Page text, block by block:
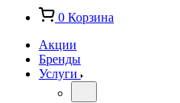
0 Корзина
Акции
Бренды
Услуги